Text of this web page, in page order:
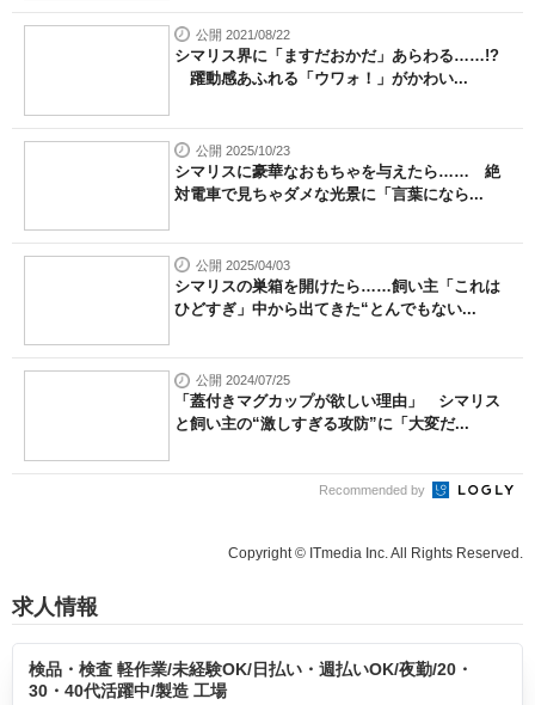
公開 2021/08/22
シマリス界に「ますだおかだ」あらわる……!?
躍動感あふれる「ウワォ！」がかわい...
公開 2025/10/23
シマリスに豪華なおもちゃを与えたら…… 絶
対電車で見ちゃダメな光景に「言葉になら...
公開 2025/04/03
シマリスの巣箱を開けたら……飼い主「これは
ひどすぎ」中から出てきた“とんでもない...
公開 2024/07/25
「蓋付きマグカップが欲しい理由」 シマリス
と飼い主の“激しすぎる攻防”に「大変だ...
Recommended by
Copyright © ITmedia Inc. All Rights Reserved.
求人情報
検品・検査 軽作業/未経験OK/日払い・週払いOK/夜勤/20・
30・40代活躍中/製造 工場